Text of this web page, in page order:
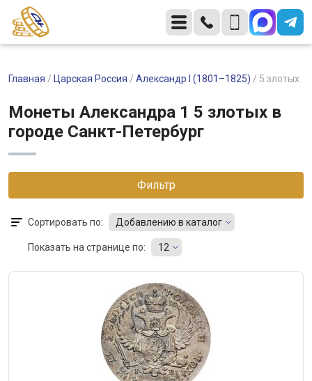
Главная / Царская Россия / Александр I (1801–1825) / 5 злотых
Монеты Александра 1 5 злотых в
городе Санкт-Петербург
Фильтр
Сортировать по: Добавлению в каталог
Показать на странице по: 12